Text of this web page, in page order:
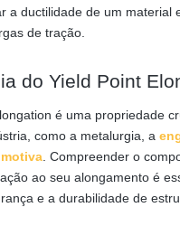
a ductilidade de um material
de tração.
do Yield Point
é uma propriedade
como a metalurgia, a
. Compreender o
ao seu alongamento é
e a durabilidade de